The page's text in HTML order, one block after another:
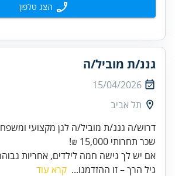
הצג טלפון
גננ/ת מוביל/ה
15/04/2026
תל אביב
דרוש/ה גננ/ת מוביל/ה לגן מקצועי
שכר תחרותי 15,000 ₪!
אם יש לך גישה חמה לילדים, אחריות
גיל הרך – זו ההזדמנו... קרא עוד